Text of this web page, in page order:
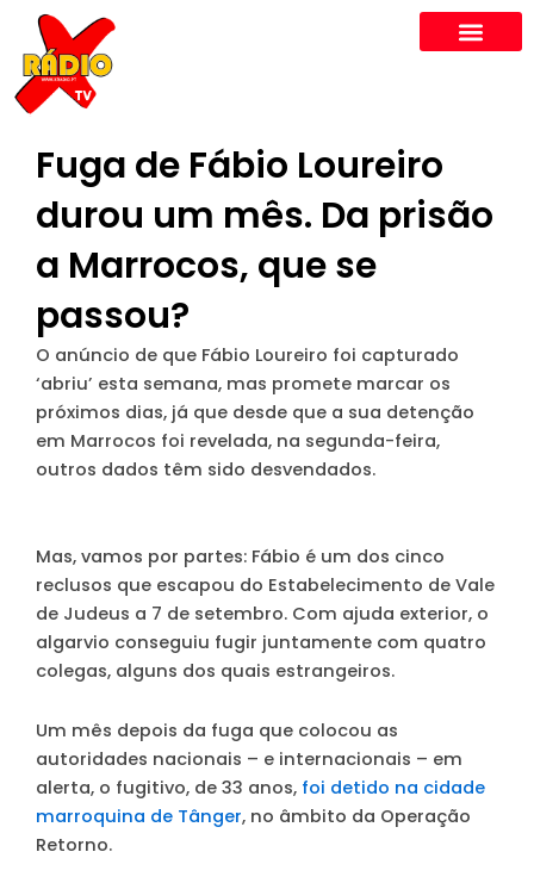
content
Fuga de Fábio Loureiro
durou um mês. Da prisão
a Marrocos, que se
passou?
O anúncio de que Fábio Loureiro foi capturado
‘abriu’ esta semana, mas promete marcar os
próximos dias, já que desde que a sua detenção
em Marrocos foi revelada, na segunda-feira,
outros dados têm sido desvendados.
Mas, vamos por partes: Fábio é um dos cinco
reclusos que escapou do Estabelecimento de Vale
de Judeus a 7 de setembro. Com ajuda exterior, o
algarvio conseguiu fugir juntamente com quatro
colegas, alguns dos quais estrangeiros.
Um mês depois da fuga que colocou as
autoridades nacionais – e internacionais – em
alerta, o fugitivo, de 33 anos, foi detido na cidade
marroquina de Tânger, no âmbito da Operação
Retorno.